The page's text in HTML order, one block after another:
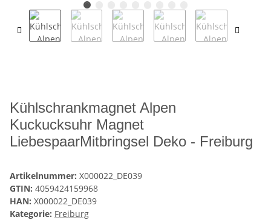
Kühlschrankmagnet Alpen
Kuckucksuhr Magnet
LiebespaarMitbringsel Deko - Freiburg
Artikelnummer: X000022_DE039
GTIN: 4059424159968
HAN: X000022_DE039
Kategorie: Freiburg